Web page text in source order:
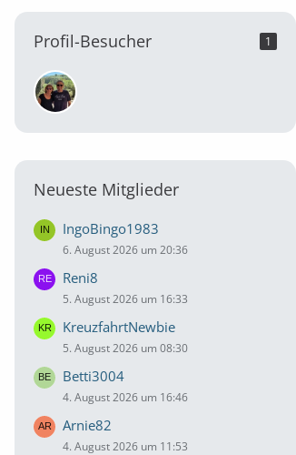
Profil-Besucher 1
Neueste Mitglieder
IngoBingo1983
6. August 2026 um 20:36
Reni8
5. August 2026 um 16:33
KreuzfahrtNewbie
5. August 2026 um 08:30
Betti3004
4. August 2026 um 16:46
Arnie82
4. August 2026 um 11:53